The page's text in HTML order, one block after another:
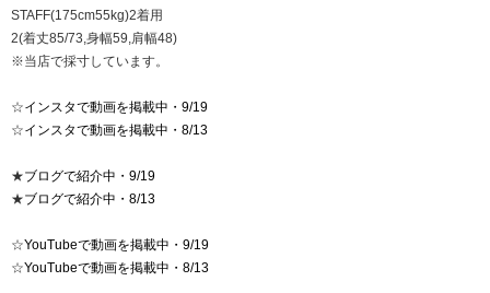
STAFF(175cm55kg)2着用
2(着丈85/73,身幅59,肩幅48)
※当店で採寸しています。
☆インスタで動画を掲載中・9/19
☆インスタで動画を掲載中・8/13
★ブログで紹介中・9/19
★ブログで紹介中・8/13
☆YouTubeで動画を掲載中・9/19
☆YouTubeで動画を掲載中・8/13